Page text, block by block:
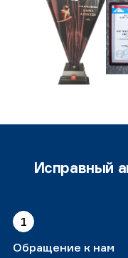
Исправный
1
Обращение к нам